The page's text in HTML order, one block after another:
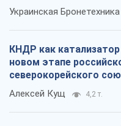
Украинская Бронетехника
КНДР как
новом этапе
северокорейского
Алексей Кущ 4,2 т.